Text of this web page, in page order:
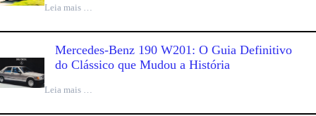
Leia mais …
Mercedes-Benz 190 W201: O Guia Definitivo
do Clássico que Mudou a História
Leia mais …